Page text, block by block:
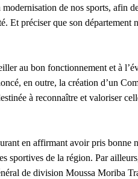
de nos sports, afin
Et préciser que son département
au bon fonctionnement et à
en outre, la création d’un
à reconnaître et valoriser
en affirmant avoir pris bonne
sportives de la région. Par
de division Moussa Moriba